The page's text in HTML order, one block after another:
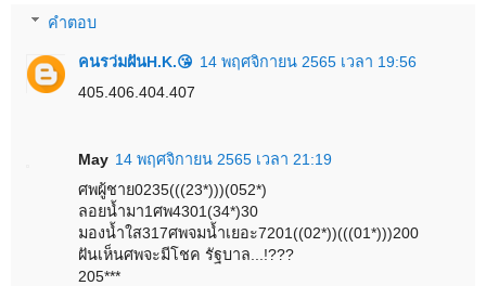
คำตอบ
คนรว่มฝันH.K.😘 14 พฤศจิกายน 2565 เวลา 19:56
405.406.404.407
May 14 พฤศจิกายน 2565 เวลา 21:19
ศพผู้ชาย0235(((23*)))(052*)
ลอยน้ำมา1ศพ4301(34*)30
มองน้ำใส317ศพจมน้ำเยอะ7201((02*))(((01*)))200
ฝันเห็นศพจะมีโชค รัฐบาล...!???
205***